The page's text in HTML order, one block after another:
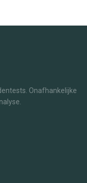
Onafhankelijke